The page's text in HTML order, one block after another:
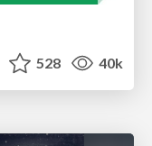
528 40k